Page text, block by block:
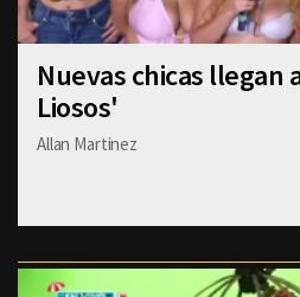
Nuevas chicas llegan
Liosos'
Allan Martinez